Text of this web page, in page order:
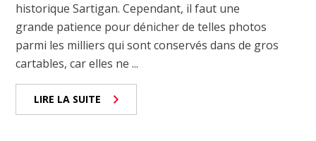
historique Sartigan. Cependant, il faut une
grande patience pour dénicher de telles photos
parmi les milliers qui sont conservés dans de gros
cartables, car elles ne ...
LIRE LA SUITE